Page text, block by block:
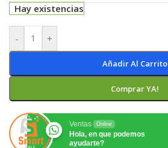
Hay existencias
- +
Añadir Al Carrito
Comprar YA!
Ventas Online
Hola, en que podemos
ayudarte?